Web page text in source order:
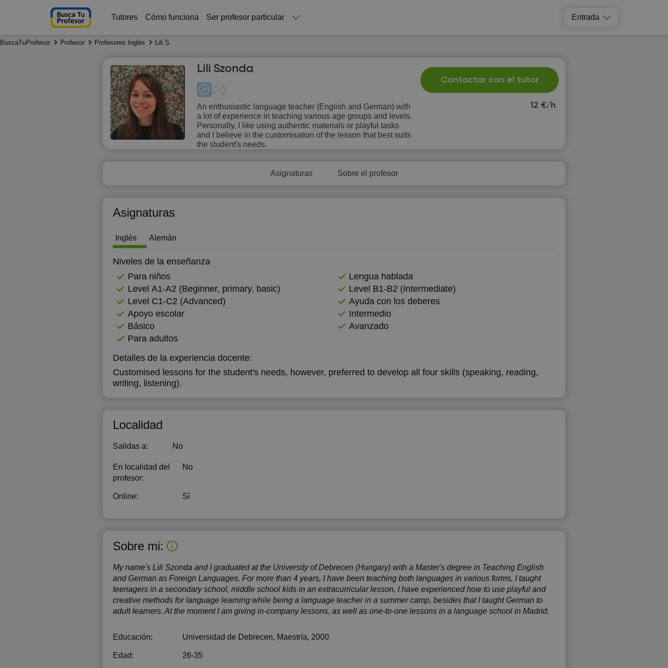
Tutores Cómo funciona Ser profesor particular Entrada
BuscaTuProfesor Profesor Profesores Inglés Lili S.
12 €/h
Contactar con el tutor
Lili Szonda
An enthusiastic language teacher (English and German) with
a lot of experience in teaching various age groups and levels.
Personally, I like using authentic materials or playful tasks
and I believe in the customisation of the lesson that best suits
the student's needs.
Asignaturas Sobre el profesor
Asignaturas
Inglés Alemán
Niveles de la enseñanza
Para niños
Lengua hablada
Level А1-А2 (Beginner, primary, basic)
Level B1-B2 (Intermediate)
Level C1-C2 (Advanced)
Ayuda con los deberes
Apoyo escolar
Intermedio
Básico
Avanzado
Para adultos
Detalles de la experiencia docente:
Customised lessons for the student's needs, however, preferred to develop all four skills (speaking, reading,
writing, listening).
Localidad
Salidas a: No
En localidad del
profesor:
No
Online: Sí
Sobre mi:
My name's Lili Szonda and I graduated at the University of Debrecen (Hungary) with a Master's degree in Teaching English
and German as Foreign Languages. For more than 4 years, I have been teaching both languages in various forms, I taught
teenagers in a secondary school, middle school kids in an extracurricular lesson, I have experienced how to use playful and
creative methods for language learning while being a language teacher in a summer camp, besides that I taught German to
adult learners. At the moment I am giving in-company lessons, as well as one-to-one lessons in a language school in Madrid.
Educación: Universidad de Debrecen, Maestría, 2000
Edad: 26-35
Fr
Sa
8
Su
9
Mo
10
Tu
11